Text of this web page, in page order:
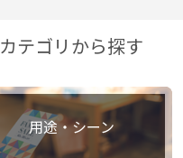
カテゴリから探す
用途・シーン